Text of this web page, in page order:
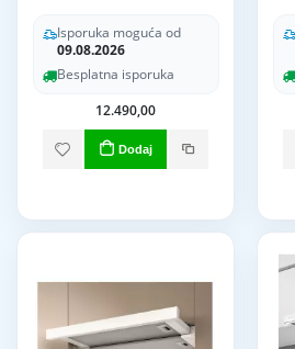
Isporuka moguća od
09.08.2026
Besplatna isporuka
12.490,00
Dodaj